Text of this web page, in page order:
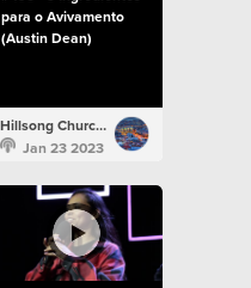
para o Avivamento
(Austin Dean)
Hillsong Church Portugal
Jan 23 2023